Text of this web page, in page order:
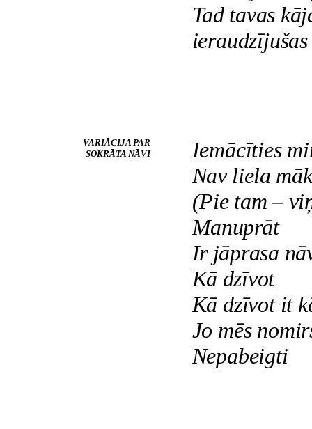
Tad tavas
VARIĀCIJA PAR
SOKRĀTA NĀVI
Iemācīties
Nav liela
(Pie tam –
Manuprāt
Ir jāprasa
Kā dzīvot
Kā dzīvot it
Jo mēs
Nepabeigti